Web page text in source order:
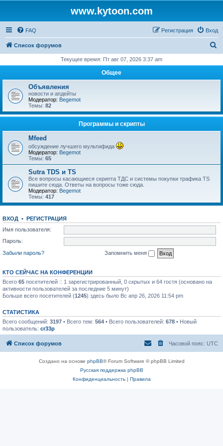
www.kytoon.com
FAQ Вход
Регистрация
Список форумов
с
Текущее время: Пт авг 07, 2026 3:37 am
Общее
Объявления
новости и апдейты
Модератор: Begemot
Темы: 82
Программы и скрипты
Mfeed
обсуждение лучшего мультифида
Модератор: Begemot
Темы: 65
Sutra TDS и TS
Все вопросы касающиеся скрипта ТДС и системы покупки трафика TS
пишите сюда. Ответы на вопросы тоже сюда.
Модератор: Begemot
Темы: 417
ВХОД • РЕГИСТРАЦИЯ
Имя пользователя:
Пароль:
Забыли пароль?
Запомнить меня
КТО СЕЙЧАС НА КОНФЕРЕНЦИИ
Всего 65 посетителей :: 1 зарегистрированный, 0 скрытых и 64 гостя (основано на
активности пользователей за последние 5 минут)
Больше всего посетителей (1245) здесь было Вс апр 26, 2026 11:54 pm
СТАТИСТИКА
Всего сообщений: 3197 • Всего тем: 564 • Всего пользователей: 678 • Новый
пользователь: cr33p
Список форумов Часовой пояс: UTC
Создано на основе phpBB® Forum Software © phpBB Limited
Русская поддержка phpBB
Конфиденциальность| Правила